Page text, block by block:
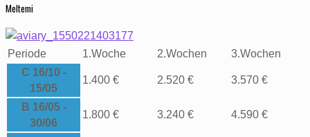
Meltemi
Periode 1.Woche 2.Wochen 3.Wochen
C 16/10 -
15/05
1.400 € 2.520 € 3.570 €
B 16/05 -
30/06
1.800 € 3.240 € 4.590 €